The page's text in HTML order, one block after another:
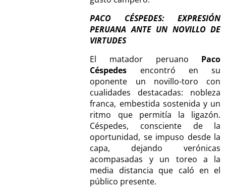
PACO CÉSPEDES: EXPRESIÓN
PERUANA ANTE UN NOVILLO DE
VIRTUDES
El matador peruano Paco
Céspedes encontró en su
oponente un novillo-toro con
cualidades destacadas: nobleza
franca, embestida sostenida y un
ritmo que permitía la ligazón.
Céspedes, consciente de la
oportunidad, se impuso desde la
capa, dejando verónicas
acompasadas y un toreo a la
media distancia que caló en el
público presente.